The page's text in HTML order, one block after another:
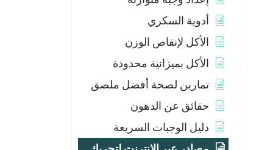
أدوية السكري
الأكل لإنقاص الوزن
الأكل بميزانية محدودة
تمارين لصحة أفضل ملصق
حقائق عن الدهون
دليل الوجبات السريعة